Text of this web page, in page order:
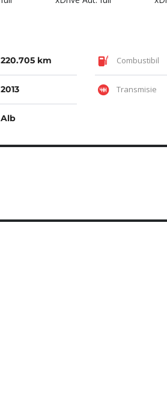
220.705 km Combustibil
2013 Transmisie
Alb